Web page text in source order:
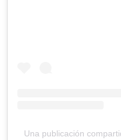
Una publicación